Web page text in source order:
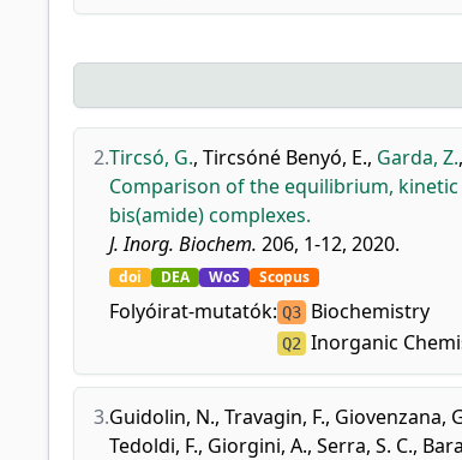
2.Tircsó, G., Tircsóné Benyó, E., Garda, Z.,
Comparison of the equilibrium,
bis(amide) complexes.
J. Inorg. Biochem. 206, 1-12, 2020.
doi DEA WoS Scopus
Folyóirat-mutatók: Q3 Biochemistry
Q2 Inorganic
3.Guidolin, N., Travagin, F., Giovenzana,
Tedoldi, F., Giorgini, A., Serra, S. C.,